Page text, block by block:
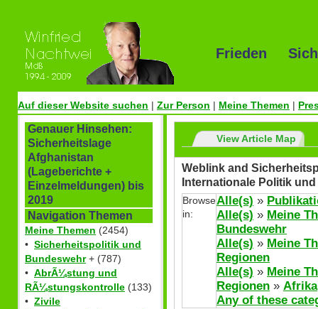
Frieden
Auf dieser Website suchen | Zur Person | Meine Themen |
Genauer Hinsehen:
Sicherheitslage
Afghanistan
(Lageberichte +
Einzelmeldungen) bis
2019
Navigation Themen
Meine Themen (2454)
• Sicherheitspolitik und
Bundeswehr+ (787)
• AbrÃ¼stung und
RÃ¼stungskontrolle (133)
• Zivile
View Article Map
Weblink and
Internationale Politik
Browse
in:
Alle(s) »
Alle(s) » Meine
Bundeswehr
Alle(s) » Meine
Regionen
Alle(s) » Meine
Regionen » Afrika
Any of these